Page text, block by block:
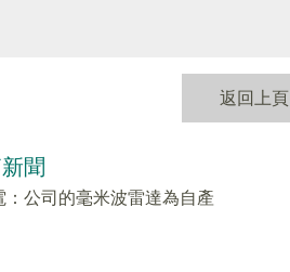
返回上頁
聞
：公司的毫米波雷達為自產